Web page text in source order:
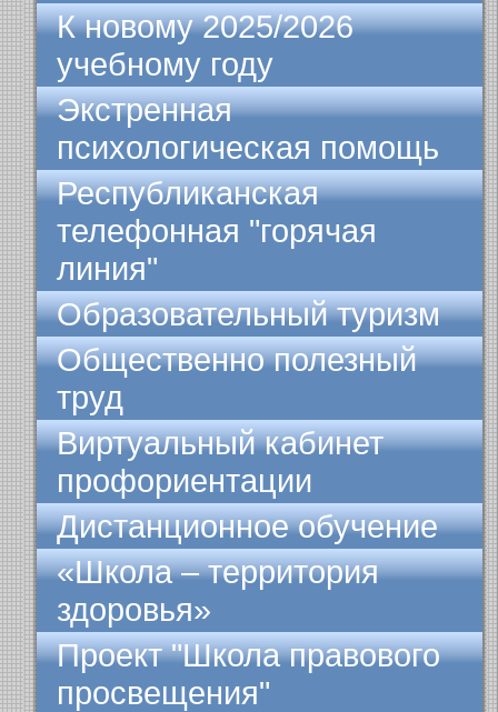
К новому 2025/2026
учебному году
Экстренная
психологическая помощь
Республиканская
телефонная "горячая
линия"
Образовательный туризм
Общественно полезный
труд
Виртуальный кабинет
профориентации
Дистанционное обучение
«Школа – территория
здоровья»
Проект "Школа правового
просвещения"